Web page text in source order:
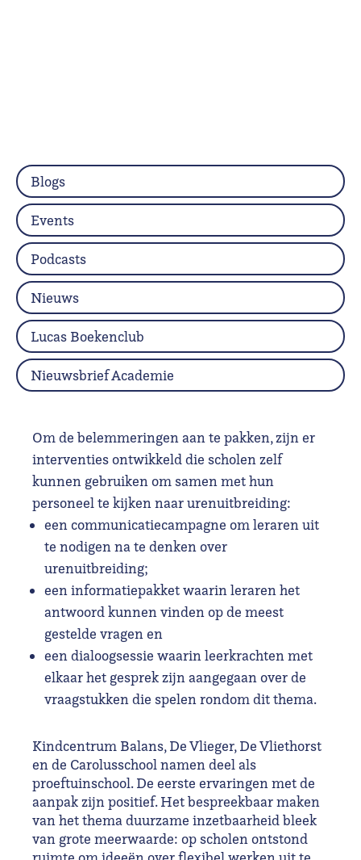
Om de belemmeringen aan te pakken, zijn er
interventies ontwikkeld die scholen zelf
kunnen gebruiken om samen met hun
personeel te kijken naar urenuitbreiding:
een communicatiecampagne om leraren uit
te nodigen na te denken over
urenuitbreiding;
een informatiepakket waarin leraren het
antwoord kunnen vinden op de meest
gestelde vragen en
een dialoogsessie waarin leerkrachten met
elkaar het gesprek zijn aangegaan over de
vraagstukken die spelen rondom dit thema.
Kindcentrum Balans, De Vlieger, De Vliethorst
en de Carolusschool namen deel als
proeftuinschool. De eerste ervaringen met de
aanpak zijn positief. Het bespreekbaar maken
van het thema duurzame inzetbaarheid bleek
van grote meerwaarde: op scholen ontstond
Blogs
Events
Podcasts
Nieuws
Lucas Boekenclub
Nieuwsbrief Academie